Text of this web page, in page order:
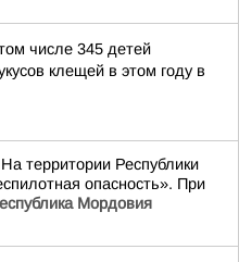
числе 345 детей
клещей в этом году в
территории Республики
опасность». При
Мордовия